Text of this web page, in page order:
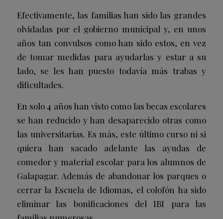
Efectivamente, las familias han sido las grandes
olvidadas por el gobierno municipal y, en unos
años tan convulsos como han sido estos, en vez
de tomar medidas para ayudarlas y estar a su
lado, se les han puesto todavía más trabas y
dificultades.
En solo 4 años han visto como las becas escolares
se han reducido y han desaparecido otras como
las universitarias. Es más, este último curso ni si
quiera han sacado adelante las ayudas de
comedor y material escolar para los alumnos de
Galapagar. Además de abandonar los parques o
cerrar la Escuela de Idiomas, el colofón ha sido
eliminar las bonificaciones del IBI para las